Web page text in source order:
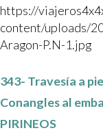
https://
content/uploads/
Aragon-P.N-1.jpg
343- Travesía a
Conangles al
PIRINEOS